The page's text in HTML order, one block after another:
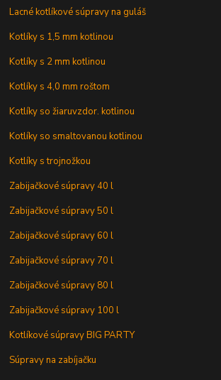
Lacné kotlíkové súpravy na guláš
Kotlíky s 1,5 mm kotlinou
Kotlíky s 2 mm kotlinou
Kotlíky s 4,0 mm roštom
Kotlíky so žiaruvzdor. kotlinou
Kotlíky so smaltovanou kotlinou
Kotlíky s trojnožkou
Zabijačkové súpravy 40 l
Zabijačkové súpravy 50 l
Zabijačkové súpravy 60 l
Zabijačkové súpravy 70 l
Zabijačkové súpravy 80 l
Zabijačkové súpravy 100 l
Kotlíkové súpravy BIG PARTY
Súpravy na zabíjačku